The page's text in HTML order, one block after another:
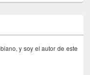
y soy el autor de este